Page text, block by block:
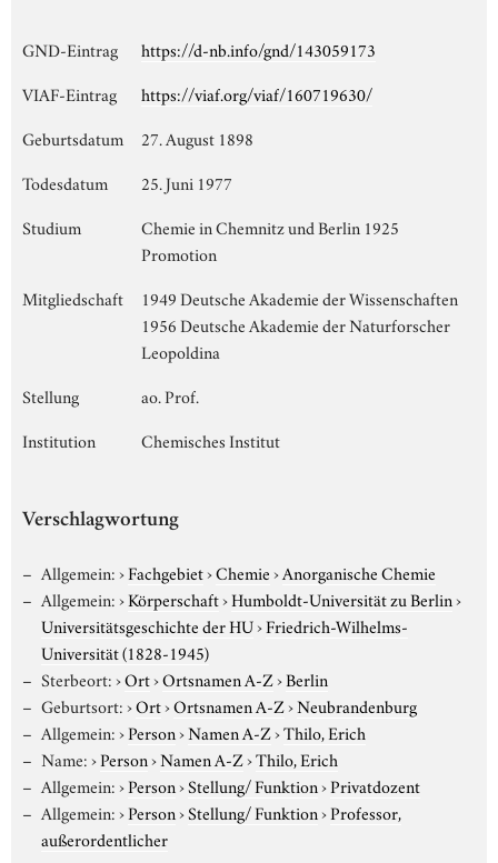
GND-Eintrag
https://d-nb.info/gnd/143059173
VIAF-Eintrag
https://viaf.org/viaf/160719630/
Geburtsdatum
27. August 1898
Todesdatum
25. Juni 1977
Studium
Chemie in Chemnitz und Berlin 1925
Promotion
Mitgliedschaft
1949 Deutsche Akademie der Wissenschaften
1956 Deutsche Akademie der Naturforscher
Leopoldina
Stellung
ao. Prof.
Institution
Chemisches Institut
Verschlagwortung
Allgemein:›Fachgebiet›Chemie›Anorganische Chemie
Allgemein:›Körperschaft›Humboldt-Universität zu Berlin›
Universitätsgeschichte der HU›Friedrich-Wilhelms-
Universität (1828-1945)
Sterbeort:›Ort›Ortsnamen A-Z›Berlin
Geburtsort:›Ort›Ortsnamen A-Z›Neubrandenburg
Allgemein:›Person›Namen A-Z›Thilo, Erich
Name:›Person›Namen A-Z›Thilo, Erich
Allgemein:›Person›Stellung/ Funktion›Privatdozent
Allgemein:›Person›Stellung/ Funktion›Professor,
außerordentlicher